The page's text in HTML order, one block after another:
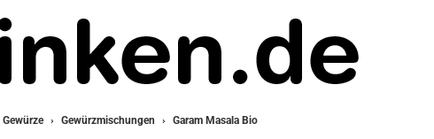
Gewürze Gewürzmischungen Garam Masala Bio